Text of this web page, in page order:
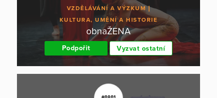
VZDĚLÁVÁNÍ A VÝZKUM
KULTURA, UMĚNÍ A HISTORIE
obnaŽENA
Podpořit Vyzvat ostatní